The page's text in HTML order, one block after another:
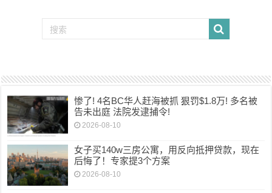
惨了! 4名BC华人赶海被抓 狠罚$1.8万! 多名被
告未出庭 法院发逮捕令!
2026-08-10
女子买140w三房公寓，用反向抵押贷款，现在
后悔了！专家提3个方案
2026-08-10